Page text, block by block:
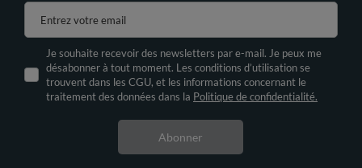
Entrez votre email
Je souhaite recevoir des newsletters par e-mail. Je peux me
désabonner à tout moment. Les conditions d’utilisation se
trouvent dans les CGU, et les informations concernant le
traitement des données dans la Politique de confidentialité.
Abonner